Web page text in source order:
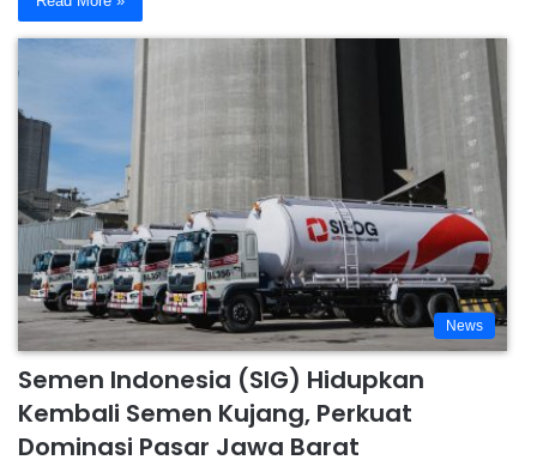
News
Semen Indonesia (SIG) Hidupkan
Kembali Semen Kujang, Perkuat
Dominasi Pasar Jawa Barat